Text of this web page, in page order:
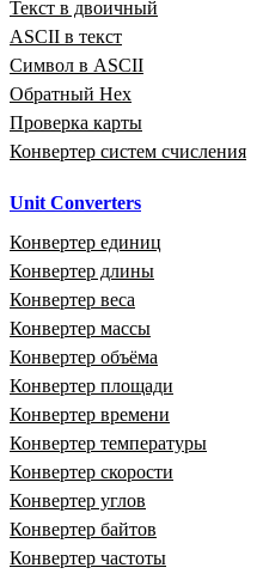
Текст в двоичный
ASCII в текст
Символ в ASCII
Обратный Hex
Проверка карты
Конвертер систем счисления
Unit Converters
Конвертер единиц
Конвертер длины
Конвертер веса
Конвертер массы
Конвертер объёма
Конвертер площади
Конвертер времени
Конвертер температуры
Конвертер скорости
Конвертер углов
Конвертер байтов
Конвертер частоты